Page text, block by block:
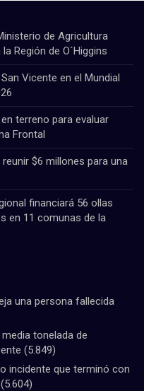
de Agricultura
Región de O´Higgins
Vicente en el Mundial
terreno para evaluar
Frontal
$6 millones para una
financiará 56 ollas
en 11 comunas de la
una persona fallecida
tonelada de
(5.849)
incidente que terminó con
(5.604)